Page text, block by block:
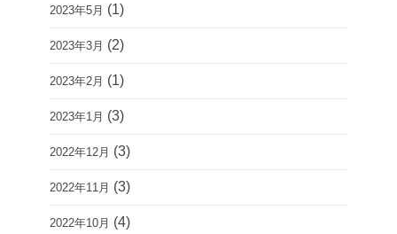
2023年5月 (1)
2023年3月 (2)
2023年2月 (1)
2023年1月 (3)
2022年12月 (3)
2022年11月 (3)
2022年10月 (4)